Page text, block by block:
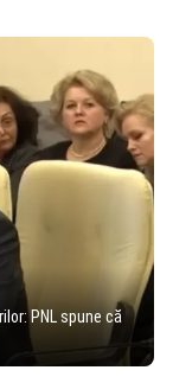
PNL spune că